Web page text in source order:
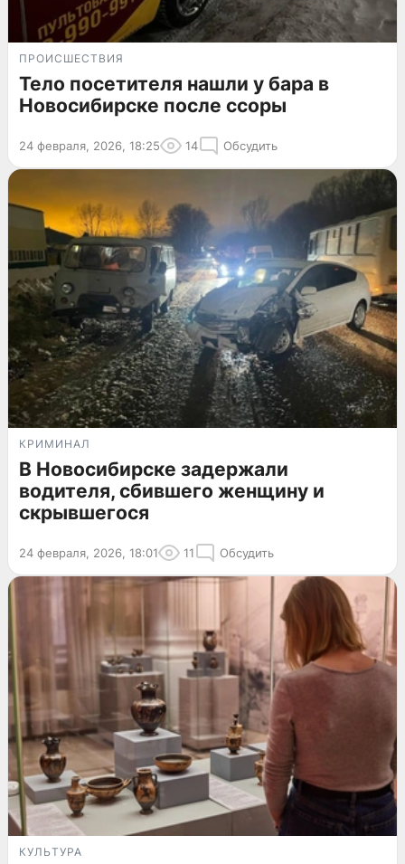
ПРОИСШЕСТВИЯ
Тело посетителя нашли у бара в
Новосибирске после ссоры
24 февраля, 2026, 18:25 14 Обсудить
КРИМИНАЛ
В Новосибирске задержали
водителя, сбившего женщину и
скрывшегося
24 февраля, 2026, 18:01 11 Обсудить
КУЛЬТУРА